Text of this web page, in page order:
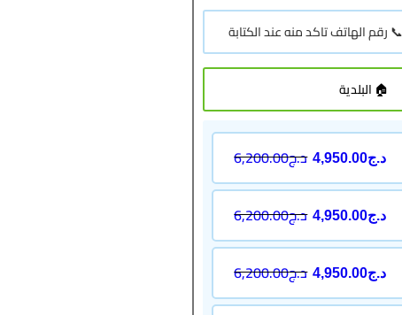
د.ج4,950.00 د.ج6,200.00
د.ج4,950.00 د.ج6,200.00
د.ج4,950.00 د.ج6,200.00